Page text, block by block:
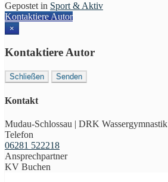
Gepostet in Sport & Aktiv
Kontaktiere Autor
×
Kontaktiere Autor
Schließen Senden
Kontakt
Mudau-Schlossau | DRK Wassergymnastik
Telefon
06281 522218
Ansprechpartner
KV Buchen